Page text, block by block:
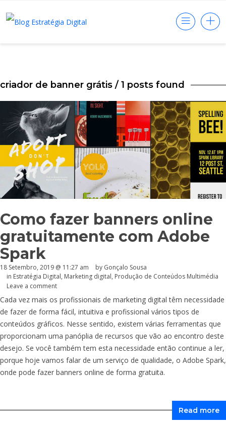
criador de banner grátis / 1 posts found
Como fazer banners online
gratuitamente com Adobe
Spark
18 Setembro, 2019 @ 11:27 am by Gonçalo Sousa
in Estratégia Digital, Marketing digital, Produção de Conteúdos Multimédia
Leave a comment
Cada vez mais os profissionais de marketing digital têm necessidade
de fazer de forma fácil, intuitiva e profissional vários tipos de
conteúdos gráficos. Nesse sentido, existem várias ferramentas que
proporcionam uma panóplia de recursos que vão ao encontro deste
desejo. Se você também tem esta necessidade então continue a ler,
porque hoje vamos falar de um serviço de qualidade, o Adobe Spark,
onde pode fazer banners online de forma gratuita.
Read more